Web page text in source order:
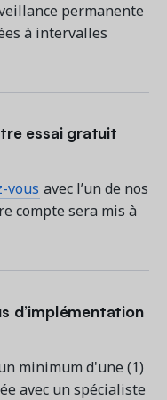
permanente
à intervalles
essai gratuit
vous avec l’un de nos
compte sera mis à
d’implémentation
minimum d'une (1)
avec un spécialiste